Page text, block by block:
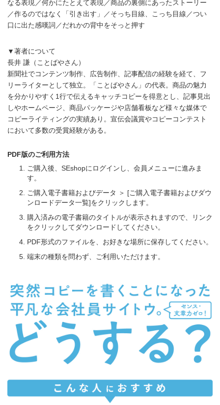
なる表現／何かにたとえて表現／商品の裏側にあったストーリー
／作るのではなく「引き出す」／そっち目線、こっち目線／つい
口に出た感嘆詞／だれかの背中をそっと押す
▼著者について
長井 謙（ことばやさん）
新聞社でコンテンツ制作、広告制作、記事配信の経験を経て、フ
リーライターとして独立。「ことばやさん」の代表。商品の魅力
を分かりやすく1行で伝えるキャッチコピーを得意とし、記事見出
しやホームページ、商品パッケージや店舗看板など様々な媒体で
コピーライティングの実績あり。宣伝会議賞やコピーコンテスト
において多数の受賞経験がある。
PDF版のご利用方法
ご購入後、SEshopにログインし、会員メニューに進みま
す。
ご購入電子書籍およびデータ ＞ [ご購入電子書籍およびダウ
ンロードデータ一覧]をクリックします。
購入済みの電子書籍のタイトルが表示されますので、リンク
をクリックしてダウンロードしてください。
PDF形式のファイルを、お好きな場所に保存してください。
端末の種類を問わず、ご利用いただけます。